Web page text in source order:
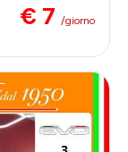
€ 7 /giorno